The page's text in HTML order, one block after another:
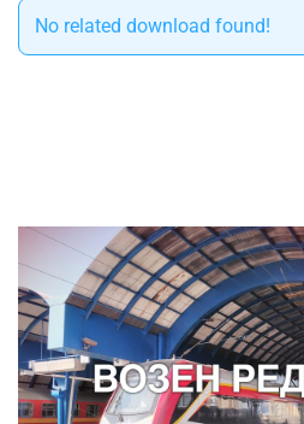
No related download found!